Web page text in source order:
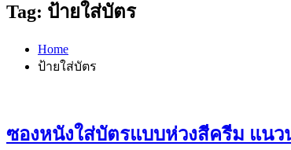
Tag: ป้ายใส่บัตร
Home
ป้ายใส่บัตร
ซองหนังใส่บัตรแบบห่วงสีครีม แนว